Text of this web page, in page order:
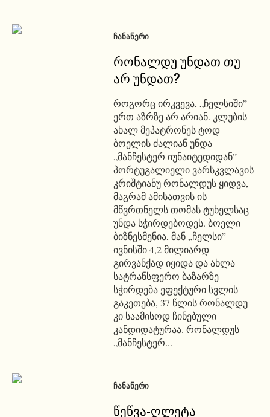
ᲩᲐᲜᲐᲬᲔᲠᲘ
რონალდუ უნდათ თუ
არ უნდათ?
როგორც ირკვევა, „ჩელსიში”
ერთ აზრზე არ არიან. კლუბის
ახალ მეპატრონეს ტოდ
ბოელის ძალიან უნდა
„მანჩესტერ იუნაიტედიდან”
პორტუგალიელი ვარსკვლავის
კრიშტიანუ რონალდუს ყიდვა,
მაგრამ ამისათვის ის
მწვრთნელს თომას ტუხელსაც
უნდა სჭირდებოდეს. ბოელი
ბიზნესმენია, მან „ჩელსი”
ივნისში 4,2 მილიარდ
გირვანქად იყიდა და ახლა
სატრანსფერო ბაზარზე
სჭირდება ეფექტური სვლის
გაკეთება, 37 წლის რონალდუ
კი საამისოდ ჩინებული
კანდიდატურაა. რონალდუს
„მანჩესტერ...
ᲩᲐᲜᲐᲬᲔᲠᲘ
წეწვა-ღლეტა